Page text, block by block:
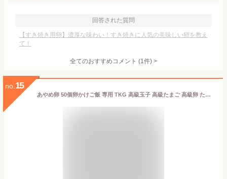
回答された質問
【すき焼き用卵】濃厚な味わい！すき焼きに人気の美味しい卵を教え
て！
全てのおすすめコメント (1件) >
no. 15
あやめ卵 50個卵かけご飯 専用 TKG 高級玉子 高級たまご 高級卵 たまご 卵かけご飯 卵かけご飯専用たまご 卵かけご飯ギフト ギフト 濃厚たまご 産みたて 卵箱売り